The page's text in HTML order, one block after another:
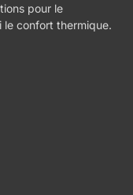
pour le
le confort thermique.